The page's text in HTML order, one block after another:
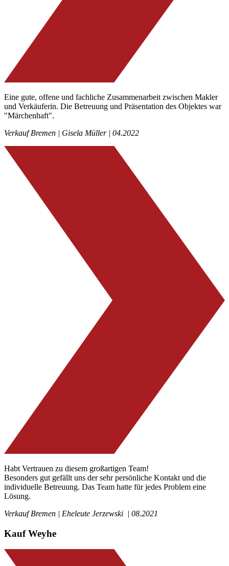
Eine gute, offene und fachliche Zusammenarbeit zwischen Makler
und Verkäuferin. Die Betreuung und Präsentation des Objektes war
"Märchenhaft".
Verkauf Bremen | Gisela Müller | 04.2022
Habt Vertrauen zu diesem großartigen Team!
Besonders gut gefällt uns der sehr persönliche Kontakt und die
individuelle Betreuung. Das Team hatte für jedes Problem eine
Lösung.
Verkauf Bremen | Eheleute Jerzewski | 08.2021
Kauf Weyhe